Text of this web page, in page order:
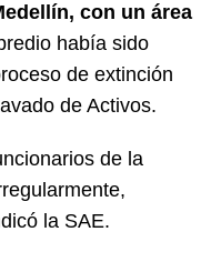
con un área
había sido
de extinción
de Activos.
de la
la SAE.